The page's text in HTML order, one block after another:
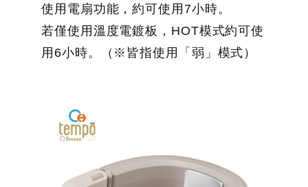
使用電扇功能，約可使用7小時。
若僅使用溫度電鍍板，HOT模式約可使
用6小時。（※皆指使用「弱」模式）